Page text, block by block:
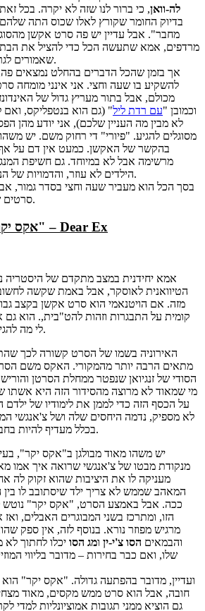
לה-וואן, כי ברור לנו שזה לא יקרה. בכל
בדיוק החומר שקורץ לאלו שכוס התה
מחבר". אבל עדיין יש פה סרט אקשן מהסוג
מרדפים, אמא שתעשה הכל כדי להציל את
שאמורים לגרום לנו קצת כאב פה ושם.
אך בזמן שהכל הדברים בהחלט נמצאים
להשקיע בו שעה וחצי. אני אינני מומחה
מכולם, אבל בתור מעריץ גדול של
וכמובן "עם רדת ליל" (גם הוא בנטפליקס, ואם
לא מבין מה העניין שלכם), אני יודע מהן
מסוגלים להגיע. "פיורי" די רחוק משם. יש
בהקשר של האקשן. כמעט אין דם על אף
מרשימה אבל לא במיוחד. גם חשיפת
הילדים לא עוזר, והדמויות של הנבלים לא מספיק מעניינות.
בסך הכל הוא מעביר שעה וחצי בסדר גמור,
סרטים שכדאי לראות הרבה לפני.
"אקס יקר" – Dear Ex
אמא יחידנית במצב מתקדם של היסטריה
הטיוואנית לאוסקר, אבל באמת שקשה
מזה. אם הויטנאמי הוא סרט אקשן בקצב
קומית על התבגרות וזהות להט"בית,. הוא גם
לי מה להגיד גם על זה, אבל אחר כך.
האירוניה בשמו של הסרט קשורה לכך
מתאים הרבה יותר מהמקורי. האקס משם
הסודי של זנגיואן שנפטר ממחלת הסרטן
מי שמאוד לא מרוצה מהסידור הזה היא אשתו
על הכסף הזה כדי לממן את לימודיו של
לא מספיק, נדמה היחסים שלה ושל צ'אנגשי
בכלל מעדיף להיות בחברת המאהב מאשר איתה.
יש משהו מאוד מבולגן ב"אקס יקר",
מנקודת מבטו של צ'אנגשי שרואה איך אמו
מעניקה לו את היציבות שהוא זקוק לה
המאהב שממש לא צריך ילד שיסתובב לו בין
ככה. אבל באמצע הסרט, "אקס יקר" נוטש
הזו, ומתרכז בשני המבוגרים האבלים, ואז
מרגיש מפוזר נורא. בנוסף לזה, אין ספק
והבמאים הסו צ'י-ין ומג הסו יכלו לחתוך
שלו, ואם כבר בחירות – מדובר בליווי
ועדיין, מדובר בהפתעה גדולה. "אקס יקר" הוא
חובה, אבל הוא סרט ממש מקסים, מאוד
גם הוציא ממני תגובות אמוציונליות למדי